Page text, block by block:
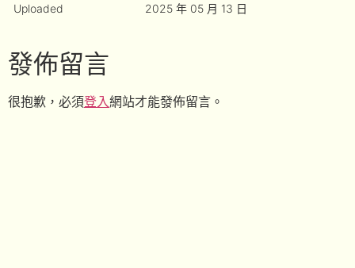
Uploaded 2025 年 05 月 13 日
發佈留言
很抱歉，必須登入網站才能發佈留言。